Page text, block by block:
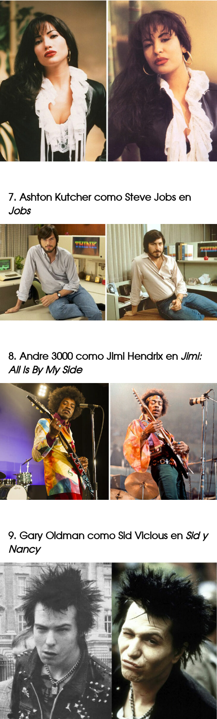
7. Ashton Kutcher como Steve Jobs en
Jobs
8. Andre 3000 como Jimi Hendrix en Jimi:
All Is By My Side
9. Gary Oldman como Sid Vicious en Sid y
Nancy